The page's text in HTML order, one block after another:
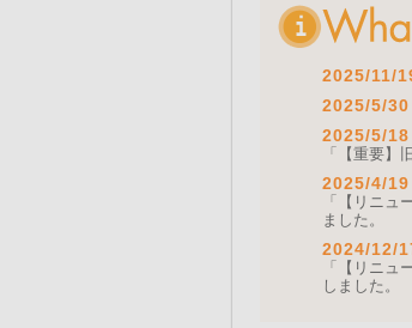
2025/11/
2025/5/30
2025/5/18
「【重要】
2025/4/19
「【リニュ
ました。
2024/12/
「【リニュ
しました。